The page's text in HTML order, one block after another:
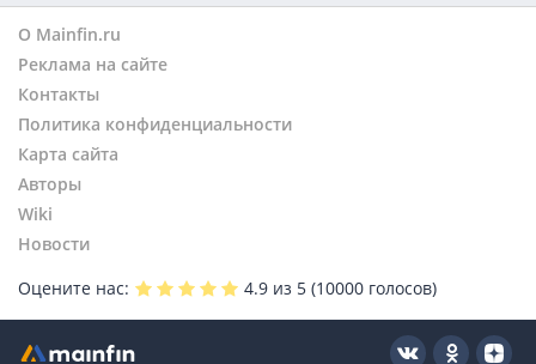
О Mainfin.ru
Реклама на сайте
Контакты
Политика конфиденциальности
Карта сайта
Авторы
Wiki
Новости
Оцените нас:
4.9 из 5 (10000 голосов)